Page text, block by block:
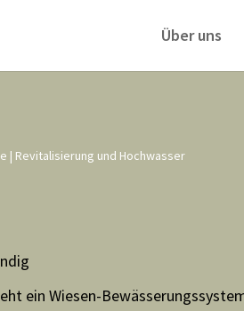
Über uns
| Revitalisierung und Hochwasser
ein Wiesen-